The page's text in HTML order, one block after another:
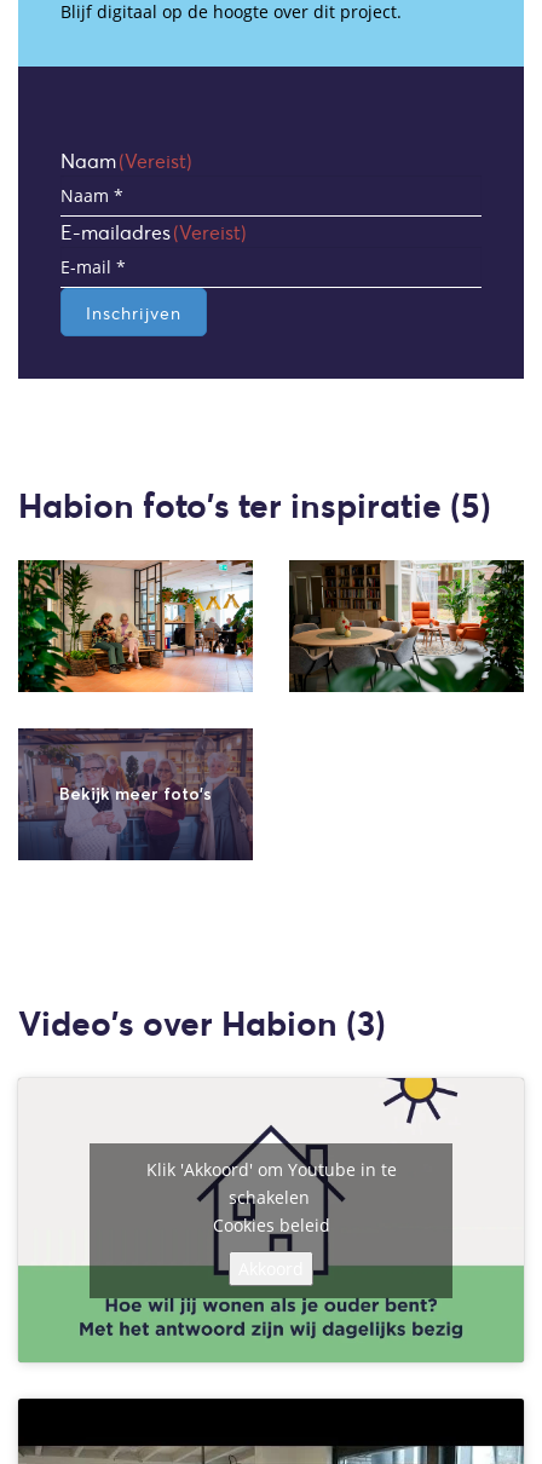
Blijf digitaal op de hoogte over dit project.
Naam(Vereist)
E-mailadres(Vereist)
Inschrijven
Habion foto's ter inspiratie (5)
Video's over Habion (3)
Klik 'Akkoord' om Youtube in te
schakelen
Cookies beleid